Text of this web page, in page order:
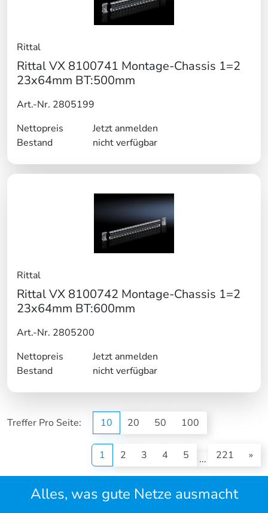
Rittal
Rittal VX 8100741 Montage-Chassis 1=2
23x64mm BT:500mm
Art.-Nr. 2805199
Nettopreis
Jetzt anmelden
Bestand
nicht verfügbar
Rittal
Rittal VX 8100742 Montage-Chassis 1=2
23x64mm BT:600mm
Art.-Nr. 2805200
Nettopreis
Jetzt anmelden
Bestand
nicht verfügbar
Treffer Pro Seite: 10 20 50 100
1 (current)
2 3 4 5 ... 221 »
Alles, was gute Netze ausmacht